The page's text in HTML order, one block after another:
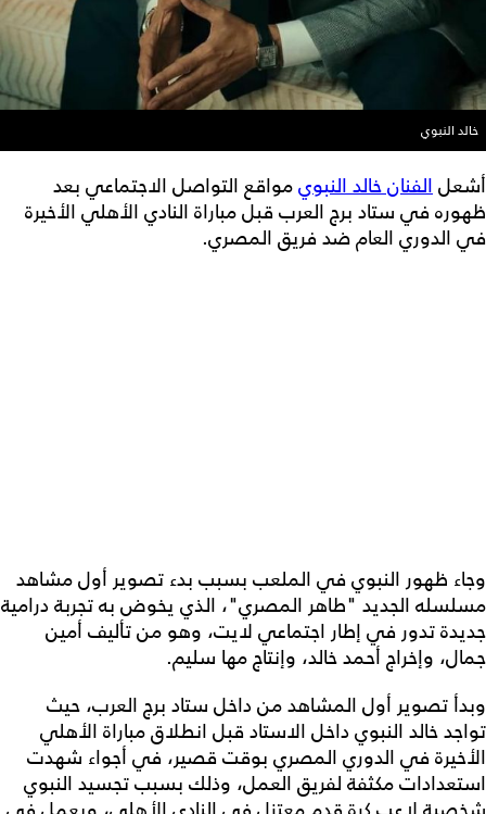
خالد النبوي
أشعلالفنان خالد النبويمواقع التواصل الاجتماعي بعد
ظهوره في ستاد برج العرب قبل مباراة النادي الأهلي الأخيرة
في الدوري العام ضد فريق المصري.
وجاء ظهور النبوي في الملعب بسبب بدء تصوير أول مشاهد
مسلسله الجديد "طاهر المصري"، الذي يخوض به تجربة درامية
جديدة تدور في إطار اجتماعي لايت، وهو من تأليف أمين
جمال، وإخراج أحمد خالد، وإنتاج مها سليم.
وبدأ تصوير أول المشاهد من داخل ستاد برج العرب، حيث
تواجد خالد النبوي داخل الاستاد قبل انطلاق مباراة الأهلي
الأخيرة في الدوري المصري بوقت قصير، في أجواء شهدت
استعدادات مكثفة لفريق العمل، وذلك بسبب تجسيد النبوي